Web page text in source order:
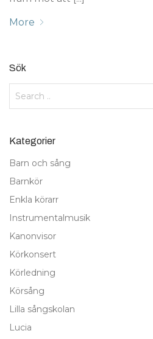
More
Sök
Kategorier
Barn och sång
Barnkör
Enkla körarr
Instrumentalmusik
Kanonvisor
Körkonsert
Körledning
Körsång
Lilla sångskolan
Lucia